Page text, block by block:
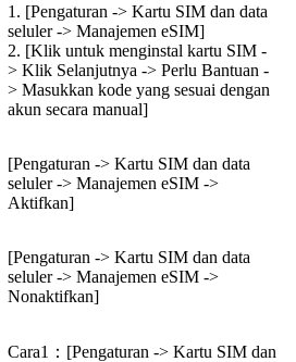
1. [Pengaturan -> Kartu SIM dan data
seluler -> Manajemen eSIM]
2. [Klik untuk menginstal kartu SIM -
> Klik Selanjutnya -> Perlu Bantuan -
> Masukkan kode yang sesuai dengan
akun secara manual]
[Pengaturan -> Kartu SIM dan data
seluler -> Manajemen eSIM ->
Aktifkan]
[Pengaturan -> Kartu SIM dan data
seluler -> Manajemen eSIM ->
Nonaktifkan]
Cara1：[Pengaturan -> Kartu SIM dan